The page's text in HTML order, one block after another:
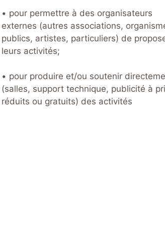
• pour permettre à des organisateurs
externes (autres associations,
publics, artistes, particuliers) de
leurs activités;
• pour produire et/ou soutenir
(salles, support technique, publicité à
réduits ou gratuits) des activités